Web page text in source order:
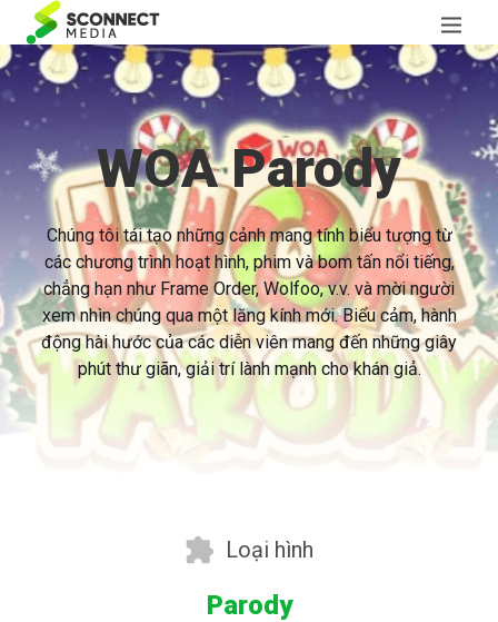
WOA Parody
Chúng tôi tái tạo những cảnh mang tính biểu tượng từ
các chương trình hoạt hình, phim và bom tấn nổi tiếng,
chẳng hạn như Frame Order, Wolfoo, v.v. và mời người
xem nhìn chúng qua một lăng kính mới. Biểu cảm, hành
động hài hước của các diễn viên mang đến những giây
phút thư giãn, giải trí lành mạnh cho khán giả.
Loại hình
Parody